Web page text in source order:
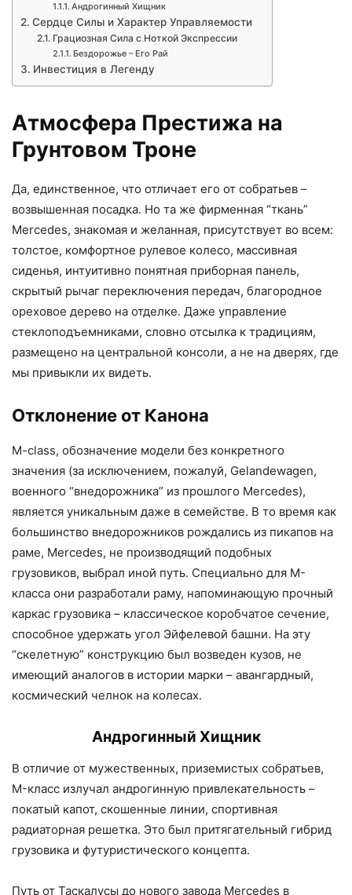
Андрогинный Хищник
Сердце Силы и Характер Управляемости
Грациозная Сила с Ноткой Экспрессии
Бездорожье – Его Рай
Инвестиция в Легенду
Атмосфера Престижа на
Грунтовом Троне
Да, единственное, что отличает его от собратьев –
возвышенная посадка. Но та же фирменная “ткань”
Mercedes, знакомая и желанная, присутствует во всем:
толстое, комфортное рулевое колесо, массивная
сиденья, интуитивно понятная приборная панель,
скрытый рычаг переключения передач, благородное
ореховое дерево на отделке. Даже управление
стеклоподъемниками, словно отсылка к традициям,
размещено на центральной консоли, а не на дверях, где
мы привыкли их видеть.
Отклонение от Канона
M-class, обозначение модели без конкретного
значения (за исключением, пожалуй, Gelandewagen,
военного “внедорожника” из прошлого Mercedes),
является уникальным даже в семействе. В то время как
большинство внедорожников рождались из пикапов на
раме, Mercedes, не производящий подобных
грузовиков, выбрал иной путь. Специально для M-
класса они разработали раму, напоминающую прочный
каркас грузовика – классическое коробчатое сечение,
способное удержать угол Эйфелевой башни. На эту
“скелетную” конструкцию был возведен кузов, не
имеющий аналогов в истории марки – авангардный,
космический челнок на колесах.
Андрогинный Хищник
В отличие от мужественных, приземистых собратьев,
M-класс излучал андрогинную привлекательность –
покатый капот, скошенные линии, спортивная
радиаторная решетка. Это был притягательный гибрид
грузовика и футуристического концепта.
Путь от Таскалусы до нового завода Mercedes в